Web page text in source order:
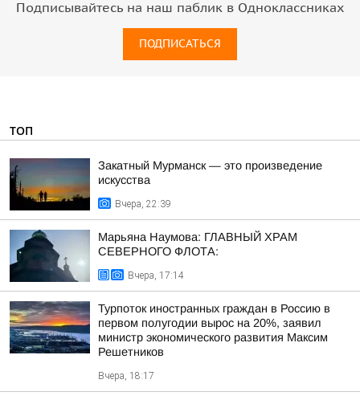
Подписывайтесь на наш паблик в Одноклассниках
ПОДПИСАТЬСЯ
ТОП
Закатный Мурманск — это произведение
искусства
Вчера, 22:39
Марьяна Наумова: ГЛАВНЫЙ ХРАМ
СЕВЕРНОГО ФЛОТА:
Вчера, 17:14
Турпоток иностранных граждан в Россию в
первом полугодии вырос на 20%, заявил
министр экономического развития Максим
Решетников
Вчера, 18:17